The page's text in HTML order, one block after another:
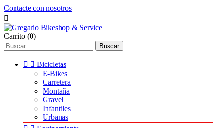
Contacte con nosotros

Carrito (0)
Buscar
  Bicicletas
E-Bikes
Carretera
Montaña
Gravel
Infantiles
Urbanas